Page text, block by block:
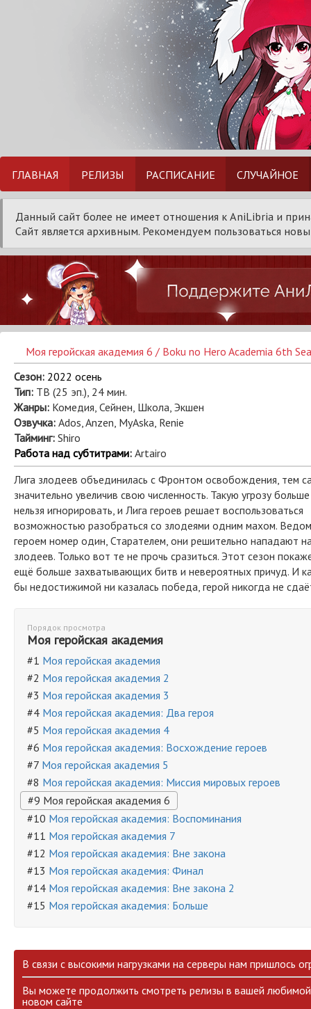
ГЛАВНАЯ РЕЛИЗЫ РАСПИСАНИЕ СЛУЧАЙНОЕ
Данный сайт более не имеет отношения к AniLibria и
Сайт является архивным. Рекомендуем пользоваться
Моя геройская академия 6 / Boku no Hero Academia 6th
Сезон: 2022 осень
Тип: ТВ (25 эп.), 24 мин.
Жанры: Комедия, Сейнен, Школа, Экшен
Озвучка: Ados, Anzen, MyAska, Renie
Тайминг: Shiro
Работа над субтитрами: Artairo
Лига злодеев объединилась с Фронтом освобождения, тем
значительно увеличив свою численность. Такую угрозу больше
нельзя игнорировать, и Лига героев решает воспользоваться
возможностью разобраться со злодеями одним махом.
героем номер один, Старателем, они решительно нападают
злодеев. Только вот те не прочь сразиться. Этот сезон
ещё больше захватывающих битв и невероятных причуд. И
бы недостижимой ни казалась победа, герой никогда не
Порядок просмотра
Моя геройская академия
#1 Моя геройская академия
#2 Моя геройская академия 2
#3 Моя геройская академия 3
#4 Моя геройская академия: Два героя
#5 Моя геройская академия 4
#6 Моя геройская академия: Восхождение героев
#7 Моя геройская академия 5
#8 Моя геройская академия: Миссия мировых героев
#9 Моя геройская академия 6
#10 Моя геройская академия: Воспоминания
#11 Моя геройская академия 7
#12 Моя геройская академия: Вне закона
#13 Моя геройская академия: Финал
#14 Моя геройская академия: Вне закона 2
#15 Моя геройская академия: Больше
В связи с высокими нагрузками на серверы нам пришлось
Вы можете продолжить смотреть релизы в вашей
новом сайте